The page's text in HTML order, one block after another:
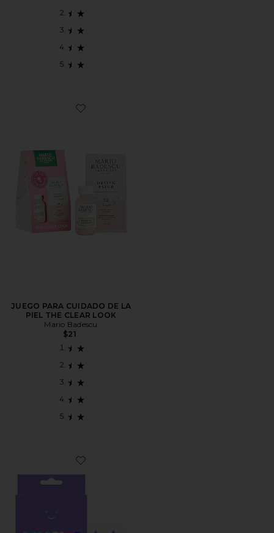
Favorite JUEGO PARA CUIDADO DE LA PIEL THE
JUEGO PARA CUIDADO DE LA
PIEL THE CLEAR LOOK
Mario Badescu
$21
Favorite PARCHE DE ESPINILLAS RECOVERY